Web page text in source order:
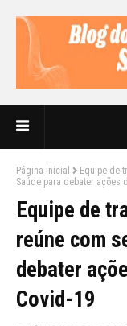
Página inicial
Equipe de
Saúde para debater ações
Equipe de
reúne com
debater
Covid-19